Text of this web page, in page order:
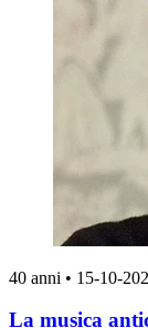
40 anni • 15-10-
La musica